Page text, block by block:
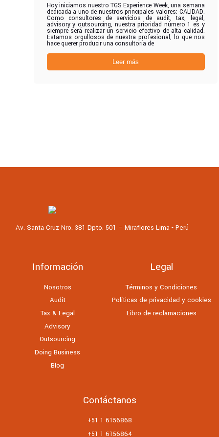
Hoy iniciamos nuestro TGS Experience Week, una semana
dedicada a uno de nuestros principales valores: CALIDAD.
Como consultores de servicios de audit, tax, legal,
advisory y outsourcing, nuestra prioridad número 1 es y
siempre será realizar un servicio efectivo de alta calidad.
Estamos orgullosos de nuestra profesional, lo que nos
hace querer producir una consultoría de
Leer más
Av. Santa Cruz Nro. 381 Dpto. 501 – Miraflores Lima - Perú
Información
Nosotros
Audit
Tax & Legal
Advisory
Outsourcing
Doing Business
Blog
Legal
Términos y Condiciones
Políticas de privacidad y cookies
Libro de reclamaciones
Contáctanos
+51 1 6156868
+51 1 6156864